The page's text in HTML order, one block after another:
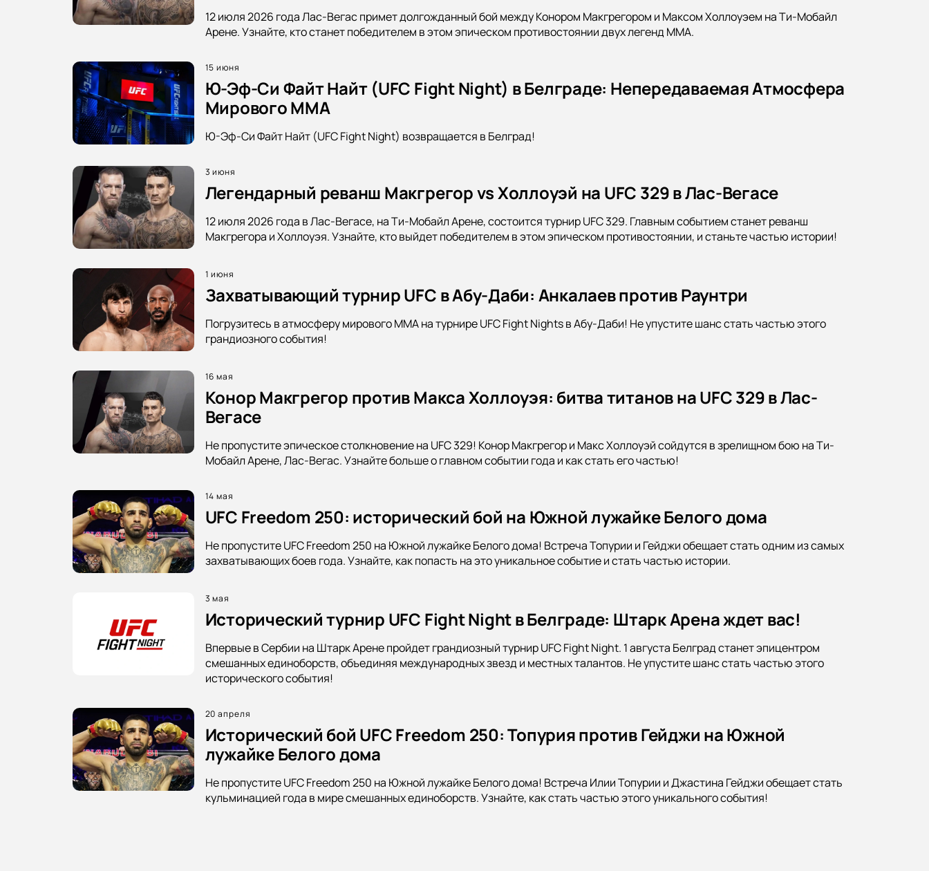
12 июля 2026 года Лас-Вегас примет долгожданный бой между Конором Макгрегором и Максом Холлоуэем на Ти-Мобайл
Арене. Узнайте, кто станет победителем в этом эпическом противостоянии двух легенд MMA.
15 июня
Ю-Эф-Си Файт Найт (UFC Fight Night) в Белграде: Непередаваемая Атмосфера
Мирового MMA
Ю-Эф-Си Файт Найт (UFC Fight Night) возвращается в Белград!
3 июня
Легендарный реванш Макгрегор vs Холлоуэй на UFC 329 в Лас-Вегасе
12 июля 2026 года в Лас-Вегасе, на Ти-Мобайл Арене, состоится турнир UFC 329. Главным событием станет реванш
Макгрегора и Холлоуэя. Узнайте, кто выйдет победителем в этом эпическом противостоянии, и станьте частью истории!
1 июня
Захватывающий турнир UFC в Абу-Даби: Анкалаев против Раунтри
Погрузитесь в атмосферу мирового MMA на турнире UFC Fight Nights в Абу-Даби! Не упустите шанс стать частью этого
грандиозного события!
16 мая
Конор Макгрегор против Макса Холлоуэя: битва титанов на UFC 329 в Лас-
Вегасе
Не пропустите эпическое столкновение на UFC 329! Конор Макгрегор и Макс Холлоуэй сойдутся в зрелищном бою на Ти-
Мобайл Арене, Лас-Вегас. Узнайте больше о главном событии года и как стать его частью!
14 мая
UFC Freedom 250: исторический бой на Южной лужайке Белого дома
Не пропустите UFC Freedom 250 на Южной лужайке Белого дома! Встреча Топурии и Гейджи обещает стать одним из самых
захватывающих боев года. Узнайте, как попасть на это уникальное событие и стать частью истории.
3 мая
Исторический турнир UFC Fight Night в Белграде: Штарк Арена ждет вас!
Впервые в Сербии на Штарк Арене пройдет грандиозный турнир UFC Fight Night. 1 августа Белград станет эпицентром
смешанных единоборств, объединяя международных звезд и местных талантов. Не упустите шанс стать частью этого
исторического события!
20 апреля
Исторический бой UFC Freedom 250: Топурия против Гейджи на Южной
лужайке Белого дома
Не пропустите UFC Freedom 250 на Южной лужайке Белого дома! Встреча Илии Топурии и Джастина Гейджи обещает стать
кульминацией года в мире смешанных единоборств. Узнайте, как стать частью этого уникального события!